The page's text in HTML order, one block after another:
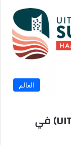
العالم
قمة الاتحاد الدولي للنقل العام (UITP) في